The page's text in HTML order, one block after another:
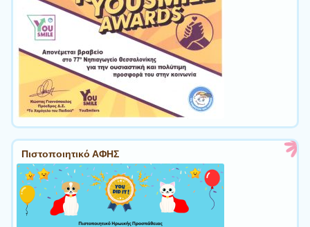
Πιστοποιητικό ΑΦΗΣ